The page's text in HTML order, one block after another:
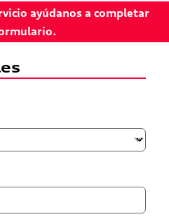
ayúdanos a completar